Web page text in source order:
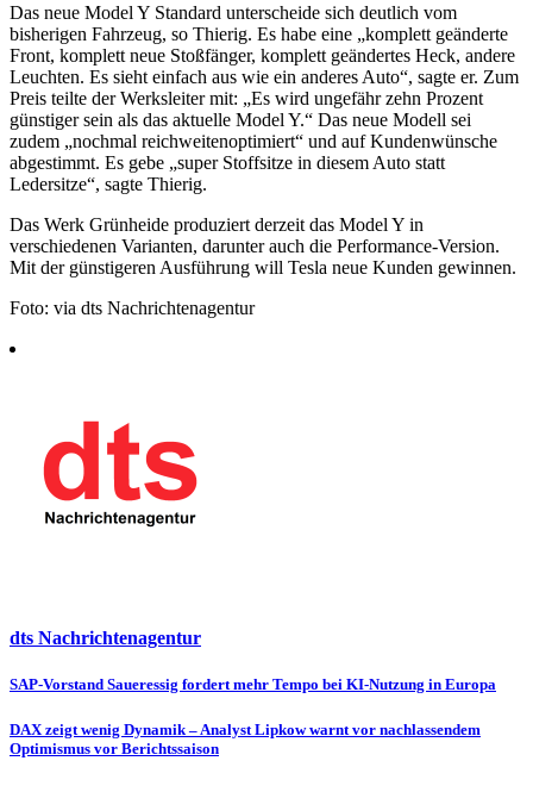
Das neue Model Y Standard unterscheide sich deutlich vom
bisherigen Fahrzeug, so Thierig. Es habe eine „komplett geänderte
Front, komplett neue Stoßfänger, komplett geändertes Heck, andere
Leuchten. Es sieht einfach aus wie ein anderes Auto“, sagte er. Zum
Preis teilte der Werksleiter mit: „Es wird ungefähr zehn Prozent
günstiger sein als das aktuelle Model Y.“ Das neue Modell sei
zudem „nochmal reichweitenoptimiert“ und auf Kundenwünsche
abgestimmt. Es gebe „super Stoffsitze in diesem Auto statt
Ledersitze“, sagte Thierig.
Das Werk Grünheide produziert derzeit das Model Y in
verschiedenen Varianten, darunter auch die Performance-Version.
Mit der günstigeren Ausführung will Tesla neue Kunden gewinnen.
Foto: via dts Nachrichtenagentur
dts Nachrichtenagentur
Beitragsnavigation
SAP-Vorstand Saueressig fordert mehr Tempo bei KI-Nutzung in Europa
DAX zeigt wenig Dynamik – Analyst Lipkow warnt vor nachlassendem
Optimismus vor Berichtssaison